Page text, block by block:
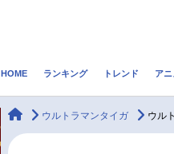
HOME ランキング トレンド アニ
animateTimes
ウルトラマンタイガ ウル